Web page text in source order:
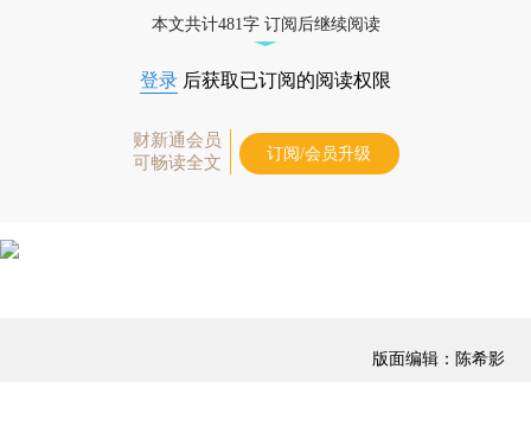
本文共计481字 订阅后继续阅读
登录 后获取已订阅的阅读权限
财新通会员
可畅读全文
订阅/会员升级
版面编辑：陈希影